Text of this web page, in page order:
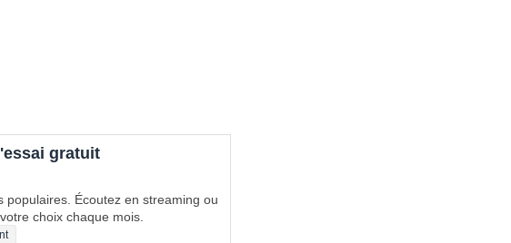
gratuit
populaires. Écoutez en streaming ou
choix chaque mois.